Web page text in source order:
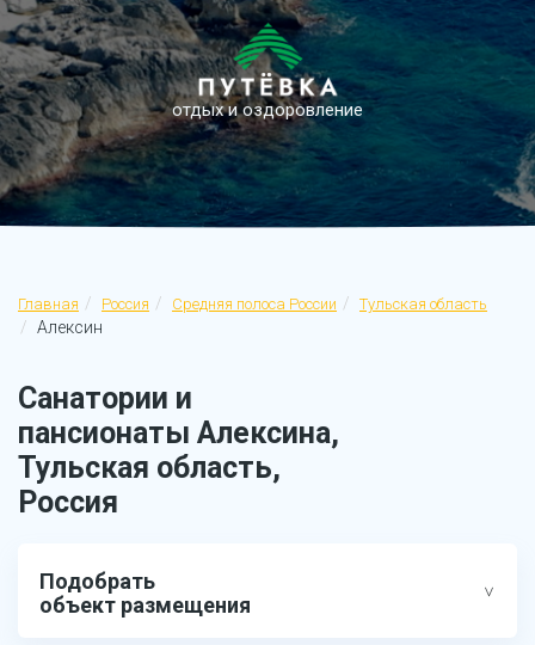
отдых и оздоровление
Главная Россия Средняя полоса России Тульская область
Алексин
Санатории и
пансионаты Алексина,
Тульская область,
Россия
Подобрать
объект размещения